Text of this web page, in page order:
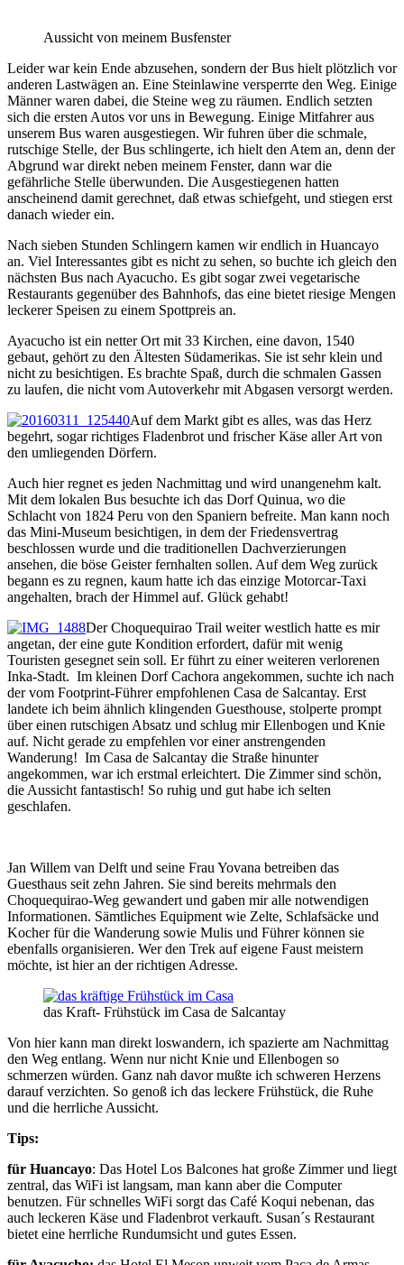
Aussicht von meinem Busfenster
Leider war kein Ende abzusehen, sondern der Bus hielt plötzlich vor
anderen Lastwägen an. Eine Steinlawine versperrte den Weg. Einige
Männer waren dabei, die Steine weg zu räumen. Endlich setzten
sich die ersten Autos vor uns in Bewegung. Einige Mitfahrer aus
unserem Bus waren ausgestiegen. Wir fuhren über die schmale,
rutschige Stelle, der Bus schlingerte, ich hielt den Atem an, denn der
Abgrund war direkt neben meinem Fenster, dann war die
gefährliche Stelle überwunden. Die Ausgestiegenen hatten
anscheinend damit gerechnet, daß etwas schiefgeht, und stiegen erst
danach wieder ein.
Nach sieben Stunden Schlingern kamen wir endlich in Huancayo
an. Viel Interessantes gibt es nicht zu sehen, so buchte ich gleich den
nächsten Bus nach Ayacucho. Es gibt sogar zwei vegetarische
Restaurants gegenüber des Bahnhofs, das eine bietet riesige Mengen
leckerer Speisen zu einem Spottpreis an.
Ayacucho ist ein netter Ort mit 33 Kirchen, eine davon, 1540
gebaut, gehört zu den Ältesten Südamerikas. Sie ist sehr klein und
nicht zu besichtigen. Es brachte Spaß, durch die schmalen Gassen
zu laufen, die nicht vom Autoverkehr mit Abgasen versorgt werden.
Auf dem Markt gibt es alles, was das Herz
begehrt, sogar richtiges Fladenbrot und frischer Käse aller Art von
den umliegenden Dörfern.
Auch hier regnet es jeden Nachmittag und wird unangenehm kalt.
Mit dem lokalen Bus besuchte ich das Dorf Quinua, wo die
Schlacht von 1824 Peru von den Spaniern befreite. Man kann noch
das Mini-Museum besichtigen, in dem der Friedensvertrag
beschlossen wurde und die traditionellen Dachverzierungen
ansehen, die böse Geister fernhalten sollen. Auf dem Weg zurück
begann es zu regnen, kaum hatte ich das einzige Motorcar-Taxi
angehalten, brach der Himmel auf. Glück gehabt!
Der Choquequirao Trail weiter westlich hatte es mir
angetan, der eine gute Kondition erfordert, dafür mit wenig
Touristen gesegnet sein soll. Er führt zu einer weiteren verlorenen
Inka-Stadt. Im kleinen Dorf Cachora angekommen, suchte ich nach
der vom Footprint-Führer empfohlenen Casa de Salcantay. Erst
landete ich beim ähnlich klingenden Guesthouse, stolperte prompt
über einen rutschigen Absatz und schlug mir Ellenbogen und Knie
auf. Nicht gerade zu empfehlen vor einer anstrengenden
Wanderung! Im Casa de Salcantay die Straße hinunter
angekommen, war ich erstmal erleichtert. Die Zimmer sind schön,
die Aussicht fantastisch! So ruhig und gut habe ich selten
geschlafen.
Jan Willem van Delft und seine Frau Yovana betreiben das
Guesthaus seit zehn Jahren. Sie sind bereits mehrmals den
Choquequirao-Weg gewandert und gaben mir alle notwendigen
Informationen. Sämtliches Equipment wie Zelte, Schlafsäcke und
Kocher für die Wanderung sowie Mulis und Führer können sie
ebenfalls organisieren. Wer den Trek auf eigene Faust meistern
möchte, ist hier an der richtigen Adresse.
das Kraft- Frühstück im Casa de Salcantay
Von hier kann man direkt loswandern, ich spazierte am Nachmittag
den Weg entlang. Wenn nur nicht Knie und Ellenbogen so
schmerzen würden. Ganz nah davor mußte ich schweren Herzens
darauf verzichten. So genoß ich das leckere Frühstück, die Ruhe
und die herrliche Aussicht.
Tips:
für Huancayo: Das Hotel Los Balcones hat große Zimmer und liegt
zentral, das WiFi ist langsam, man kann aber die Computer
benutzen. Für schnelles WiFi sorgt das Café Koqui nebenan, das
auch leckeren Käse und Fladenbrot verkauft. Susan´s Restaurant
bietet eine herrliche Rundumsicht und gutes Essen.